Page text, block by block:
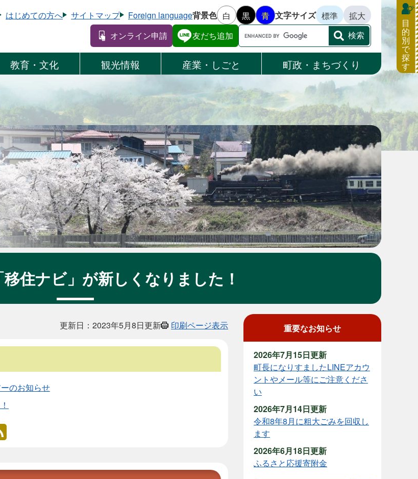
はじめての方へ サイトマップ Foreign language背景色 白 黒 青 文字サイズ 標準
拡大
オンライン申請
友だち追加
Google
カ
ス
検
索
教育・文化 観光情報 産業・しごと 町政・まちづくり
目
的
別
で
探
す
住ナビ」が新しくなりました！
更新日：2023年5月8日更新 印刷ページ表示
のお知らせ
重要なお知らせ
2026年7月15日更新
町長になりすましたLINEアカウ
ントやメール等にご注意くださ
い
2026年7月14日更新
令和8年8月に粗大ごみを回収し
ます
2026年6月18日更新
ふるさと応援寄附金